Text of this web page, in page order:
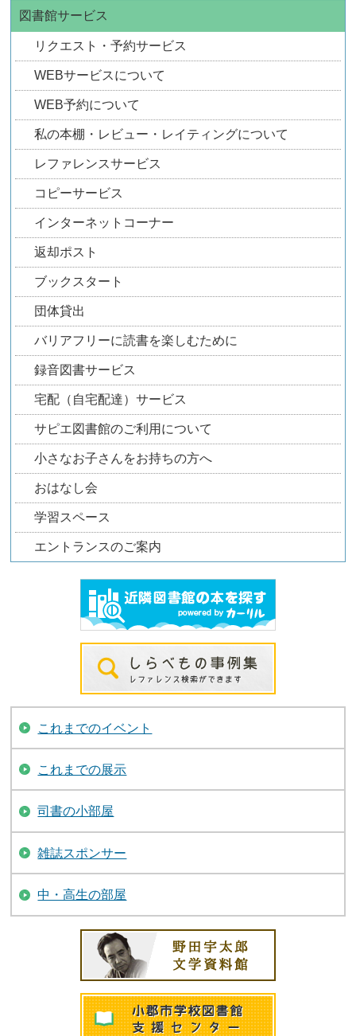
図書館サービス
リクエスト・予約サービス
WEBサービスについて
WEB予約について
私の本棚・レビュー・レイティングについて
レファレンスサービス
コピーサービス
インターネットコーナー
返却ポスト
ブックスタート
団体貸出
バリアフリーに読書を楽しむために
録音図書サービス
宅配（自宅配達）サービス
サピエ図書館のご利用について
小さなお子さんをお持ちの方へ
おはなし会
学習スペース
エントランスのご案内
これまでのイベント
これまでの展示
司書の小部屋
雑誌スポンサー
中・高生の部屋